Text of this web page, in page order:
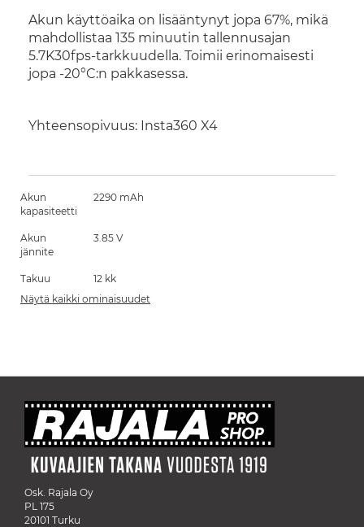
Akun käyttöaika on lisääntynyt jopa 67%, mikä
mahdollistaa 135 minuutin tallennusajan
5.7K30fps-tarkkuudella. Toimii erinomaisesti
jopa -20°C:n pakkasessa.
Yhteensopivuus: Insta360 X4
Akun
kapasiteetti
2290 mAh
Akun
jännite
3.85 V
Takuu
12 kk
Näytä kaikki ominaisuudet
Osk. Rajala Oy
PL 175
20101 Turku